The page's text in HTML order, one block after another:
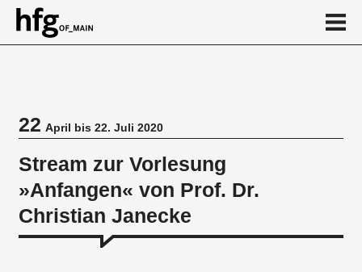
22April bis 22. Juli 2020
Stream zur Vorlesung
»Anfangen« von Prof. Dr.
Christian Janecke